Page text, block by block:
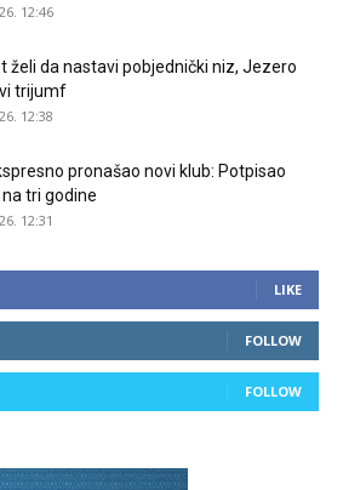
12:46
želi da nastavi pobjednički niz, Jezero
trijumf
12:38
pronašao novi klub: Potpisao
tri godine
12:31
LIKE
FOLLOW
FOLLOW